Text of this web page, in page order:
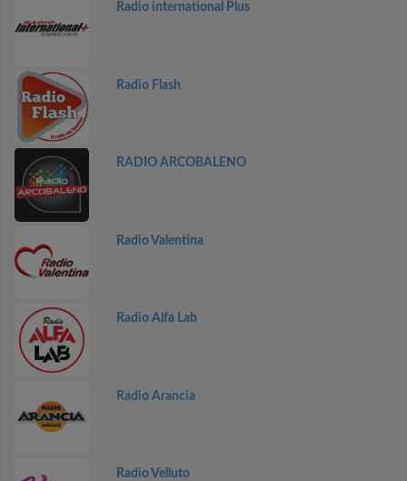
Radio international Plus
Radio Flash
RADIO ARCOBALENO
Radio Valentina
Radio Alfa Lab
Radio Arancia
Radio Velluto